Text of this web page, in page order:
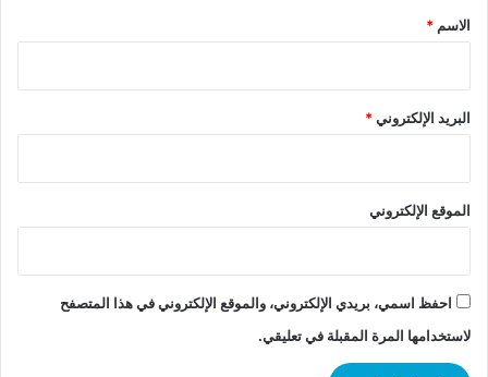
*
الاسم *
البريد الإلكتروني*
الموقع الإلكتروني
احفظ اسمي، بريدي الإلكتروني، والموقع الإلكتروني في هذا المتصفح
لاستخدامها المرة المقبلة في تعليقي.